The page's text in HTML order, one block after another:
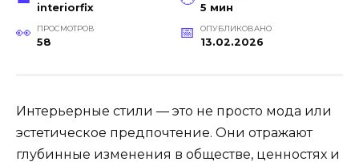
interiorfix 5 мин
ПРОСМОТРОВ
58
ОПУБЛИКОВАНО
13.02.2026
Интерьерные стили — это не просто мода или
эстетическое предпочтение. Они отражают
глубинные изменения в обществе, ценностях и